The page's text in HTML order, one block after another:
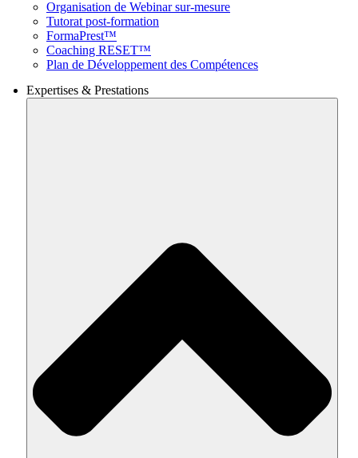
Organisation de Webinar sur-mesure
Tutorat post-formation
FormaPrest™
Coaching RESET™
Plan de Développement des Compétences
Expertises & Prestations